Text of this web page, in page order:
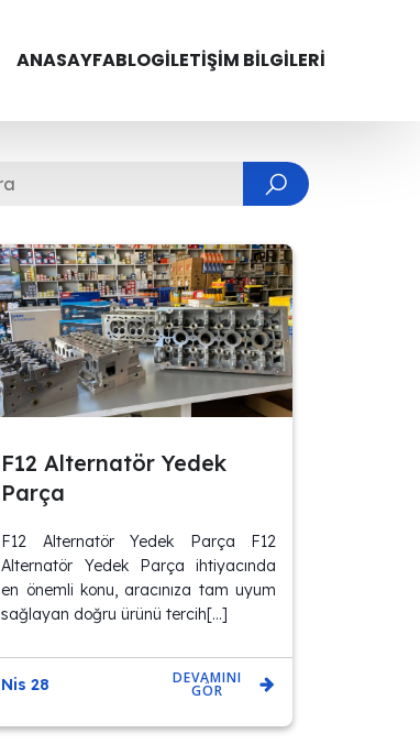
ANASAYFABLOGİLETIŞIM BILGILERI
F12 Alternatör Yedek
Parça
F12 Alternatör Yedek Parça F12
Alternatör Yedek Parça ihtiyacında
en önemli konu, aracınıza tam uyum
sağlayan doğru ürünü tercih[…]
Nis 28 DEVAMINI
GÖR